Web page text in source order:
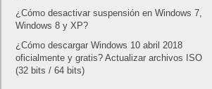
¿Cómo desactivar suspensión en Windows 7,
Windows 8 y XP?
¿Cómo descargar Windows 10 abril 2018
oficialmente y gratis? Actualizar archivos ISO
(32 bits / 64 bits)